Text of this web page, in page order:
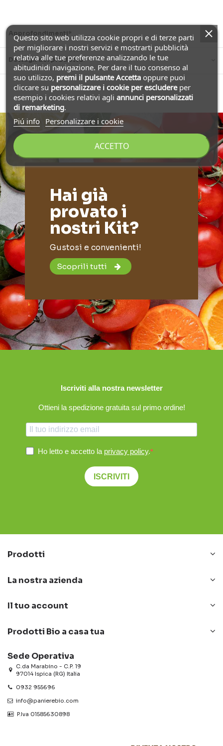
Approfondimenti*
Dettagli del prodotto
Hai già
provato i
nostri Kit?
Gustosi e convenienti!
Scoprili tutti
Iscriviti alla nostra newsletter
Ottieni la spedizione gratuita sul primo ordine!
Ho letto e accetto la privacy policy.
ISCRIVITI
Prodotti
La nostra azienda
Il tuo account
Prodotti Bio a casa tua
Sede Operativa
C.da Marabino - C.P. 19
97014 Ispica (RG) Italia
0932 955696
info@panierebio.com
‎‎‎‎‎ P.Iva 01585630898
Questo sito web utilizza cookie propri e di terze parti
per migliorare i nostri servizi e mostrarti pubblicità
relativa alle tue preferenze analizzando le tue
abitudinidi navigazione. Per dare il tuo consenso al
suo utilizzo, premi il pulsante Accettaoppure puoi
cliccare su personalizzare i cookie per escludereper
esempio i cookies relativi agli annunci personalizzati
di remarketing.
Piú info
Personalizzare i cookie
ACCETTO